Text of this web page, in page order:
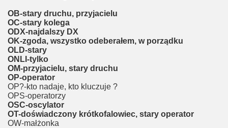
OB-stary druchu, przyjacielu
OC-stary kolega
ODX-najdalszy DX
OK-zgoda, wszystko odeberałem, w porządku
OLD-stary
ONLI-tylko
OM-przyjacielu, stary druchu
OP-operator
OP?-kto nadaje, kto kluczuje ?
OPS-operatorzy
OSC-oscylator
OT-doświadczony krótkofalowiec, stary operator
OW-małżonka